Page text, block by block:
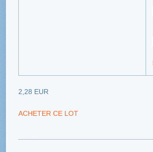
2,28 EUR
ACHETER CE LOT